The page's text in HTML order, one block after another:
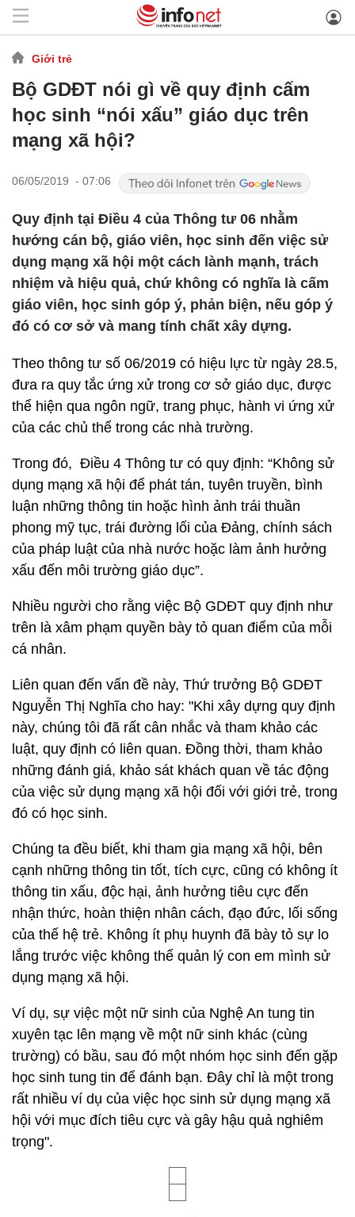
Giới trẻ
Bộ GDĐT nói gì về quy định cấm
học sinh “nói xấu” giáo dục trên
mạng xã hội?
06/05/2019 - 07:06
Quy định tại Điều 4 của Thông tư 06 nhằm
hướng cán bộ, giáo viên, học sinh đến việc sử
dụng mạng xã hội một cách lành mạnh, trách
nhiệm và hiệu quả, chứ không có nghĩa là cấm
giáo viên, học sinh góp ý, phản biện, nếu góp ý
đó có cơ sở và mang tính chất xây dựng.
Theo thông tư số 06/2019 có hiệu lực từ ngày 28.5,
đưa ra quy tắc ứng xử trong cơ sở giáo dục, được
thể hiện qua ngôn ngữ, trang phục, hành vi ứng xử
của các chủ thể trong các nhà trường.
Trong đó, Điều 4 Thông tư có quy định: “Không sử
dụng mạng xã hội để phát tán, tuyên truyền, bình
luận những thông tin hoặc hình ảnh trái thuần
phong mỹ tục, trái đường lối của Đảng, chính sách
của pháp luật của nhà nước hoặc làm ảnh hưởng
xấu đến môi trường giáo dục”.
Nhiều người cho rằng việc Bộ GDĐT quy định như
trên là xâm phạm quyền bày tỏ quan điểm của mỗi
cá nhân.
Liên quan đến vấn đề này, Thứ trưởng Bộ GDĐT
Nguyễn Thị Nghĩa cho hay: "Khi xây dựng quy định
này, chúng tôi đã rất cân nhắc và tham khảo các
luật, quy định có liên quan. Đồng thời, tham khảo
những đánh giá, khảo sát khách quan về tác động
của việc sử dụng mạng xã hội đối với giới trẻ, trong
đó có học sinh.
Chúng ta đều biết, khi tham gia mạng xã hội, bên
cạnh những thông tin tốt, tích cực, cũng có không ít
thông tin xấu, độc hại, ảnh hưởng tiêu cực đến
nhận thức, hoàn thiện nhân cách, đạo đức, lối sống
của thế hệ trẻ. Không ít phụ huynh đã bày tỏ sự lo
lắng trước việc không thể quản lý con em mình sử
dụng mạng xã hội.
Ví dụ, sự việc một nữ sinh của Nghệ An tung tin
xuyên tạc lên mạng về một nữ sinh khác (cùng
trường) có bầu, sau đó một nhóm học sinh đến gặp
học sinh tung tin để đánh bạn. Đây chỉ là một trong
rất nhiều ví dụ của việc học sinh sử dụng mạng xã
hội với mục đích tiêu cực và gây hậu quả nghiêm
trọng".